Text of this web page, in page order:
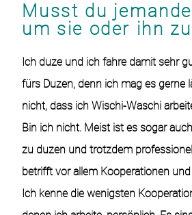
Musst du
um sie oder ihn
Ich duze und ich fahre damit sehr
fürs Duzen, denn ich mag es gerne
nicht, dass ich Wischi-Waschi
Bin ich nicht. Meist ist es sogar
zu duzen und trotzdem
betrifft vor allem Kooperationen
Ich kenne die wenigsten